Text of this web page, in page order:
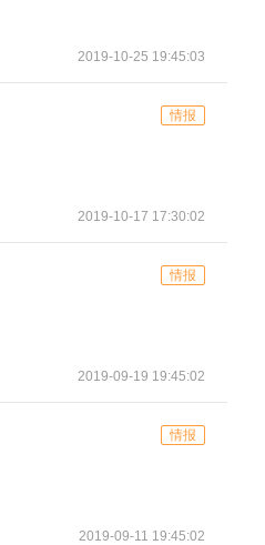
2019-10-25 19:45:03
情报
2019-10-17 17:30:02
情报
2019-09-19 19:45:02
情报
2019-09-11 19:45:02